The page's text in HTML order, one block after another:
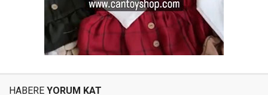
HABERE YORUM KAT